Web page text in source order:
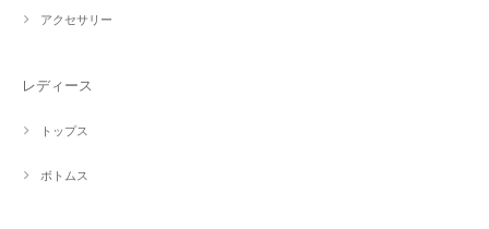
アクセサリー
レディース
トップス
ボトムス